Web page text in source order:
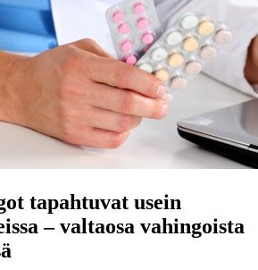
tapahtuvat usein
– valtaosa vahingoista